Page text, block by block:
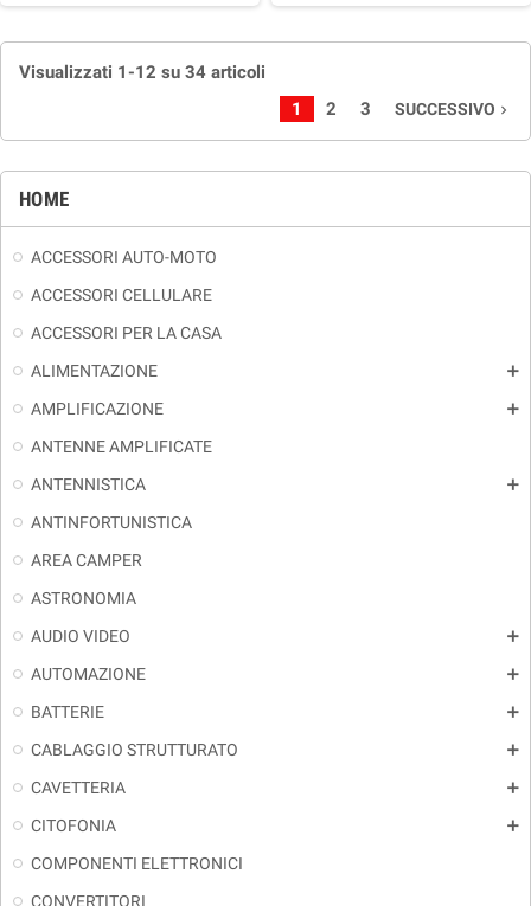
HOME
ACCESSORI AUTO-MOTO
ACCESSORI CELLULARE
ACCESSORI PER LA CASA
ALIMENTAZIONE
add
AMPLIFICAZIONE add
ANTENNE AMPLIFICATE
ANTENNISTICA
add
ANTINFORTUNISTICA
AREA CAMPER
ASTRONOMIA
AUDIO VIDEO
add
AUTOMAZIONE add
BATTERIE add
CABLAGGIO STRUTTURATO add
CAVETTERIA add
CITOFONIA add
COMPONENTI ELETTRONICI
CONVERTITORI
Visualizzati 1-12 su 34 articoli
1
2 3 SUCCESSIVO navigate_next